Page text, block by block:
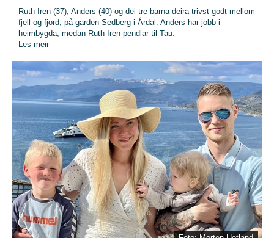
Ruth-Iren (37), Anders (40) og dei tre barna deira trivst godt mellom
fjell og fjord, på garden Sedberg i Årdal. Anders har jobb i
heimbygda, medan Ruth-Iren pendlar til Tau.
Les meir